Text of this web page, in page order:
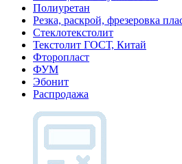
Полиуретан
Резка, раскрой, фрезеровка
Стеклотекстолит
Текстолит ГОСТ, Китай
Фторопласт
ФУМ
Эбонит
Распродажа